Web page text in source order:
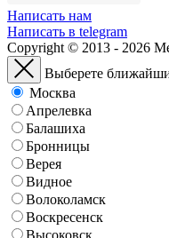
Написать нам
Написать в telegram
Copyright © 2013 - 2026
Выберете
Москва
Апрелевка
Балашиха
Бронницы
Верея
Видное
Волоколамск
Воскресенск
Высоковск